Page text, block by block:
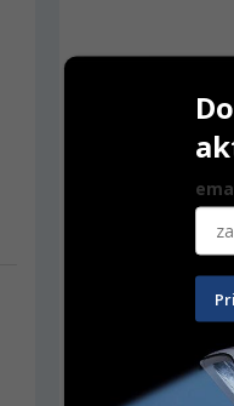
ZOBRAZIŤ PRODUKT